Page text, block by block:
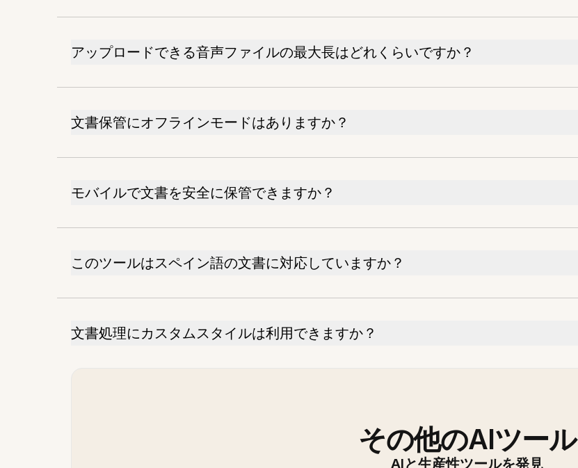
アップロードできる音声ファイルの最大長はどれくらいですか？
文書保管にオフラインモードはありますか？
モバイルで文書を安全に保管できますか？
このツールはスペイン語の文書に対応していますか？
文書処理にカスタムスタイルは利用できますか？
その他のAIツール
AIと生産性ツールを発見